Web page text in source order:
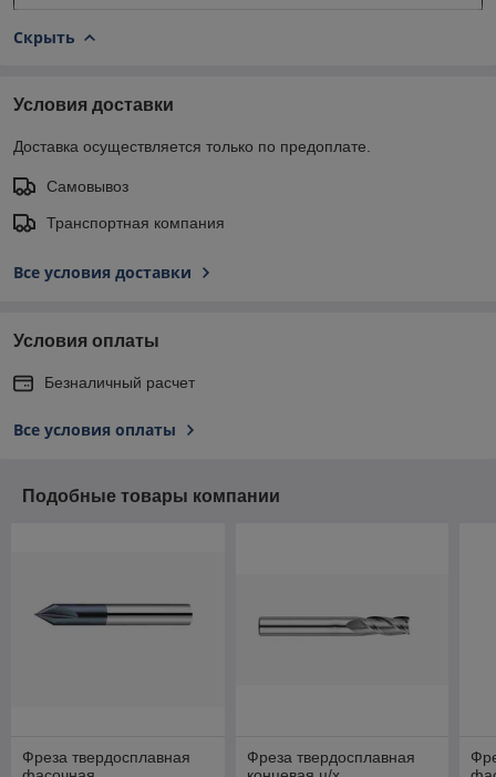
Скрыть
Условия доставки
Доставка осуществляется только по предоплате.
Самовывоз
Транспортная компания
Все условия доставки
Условия оплаты
Безналичный расчет
Все условия оплаты
Подобные товары компании
Фреза твердосплавная
Фреза твердосплавная